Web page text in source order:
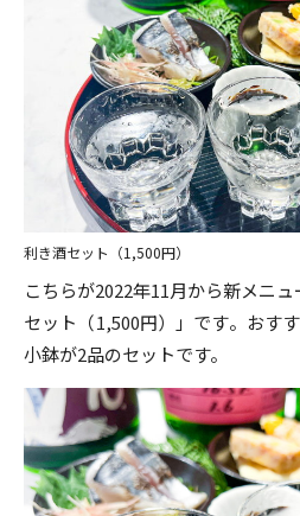
利き酒セット（1,500円）
こちらが2022年11月から新メニ
セット（1,500円）」です。おす
小鉢が2品のセットです。